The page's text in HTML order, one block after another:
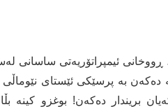
ڕووخانی ئیمپراتۆریەتی
بە پرسێکی ئێستای
بریندار دەکەن! بوغزو کینە